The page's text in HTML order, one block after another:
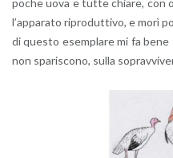
poche uova e tutte chia­re, con
l’ap­pa­ra­to ri­pro­dut­ti­vo, e morì
di que­sto esem­pla­re mi fa
non spa­ri­sco­no, sulla